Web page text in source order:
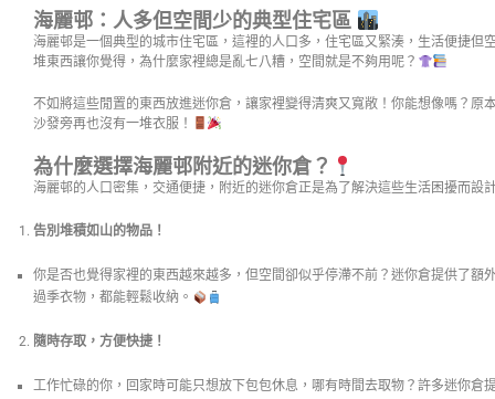
海麗邨：人多但空間少的典型住宅區
海麗邨是一個典型的城市住宅區，這裡的人口多，住宅區又緊湊，生活便捷但
堆東西讓你覺得，為什麼家裡總是亂七八糟，空間就是不夠用呢？
不如將這些閒置的東西放進迷你倉，讓家裡變得清爽又寬敞！你能想像嗎？原
沙發旁再也沒有一堆衣服！
為什麼選擇海麗邨附近的迷你倉？
海麗邨的人口密集，交通便捷，附近的迷你倉正是為了解決這些生活困擾而設
告別堆積如山的物品！
你是否也覺得家裡的東西越來越多，但空間卻似乎停滯不前？迷你倉提供了額
過季衣物，都能輕鬆收納。
隨時存取，方便快捷！
工作忙碌的你，回家時可能只想放下包包休息，哪有時間去取物？許多迷你倉